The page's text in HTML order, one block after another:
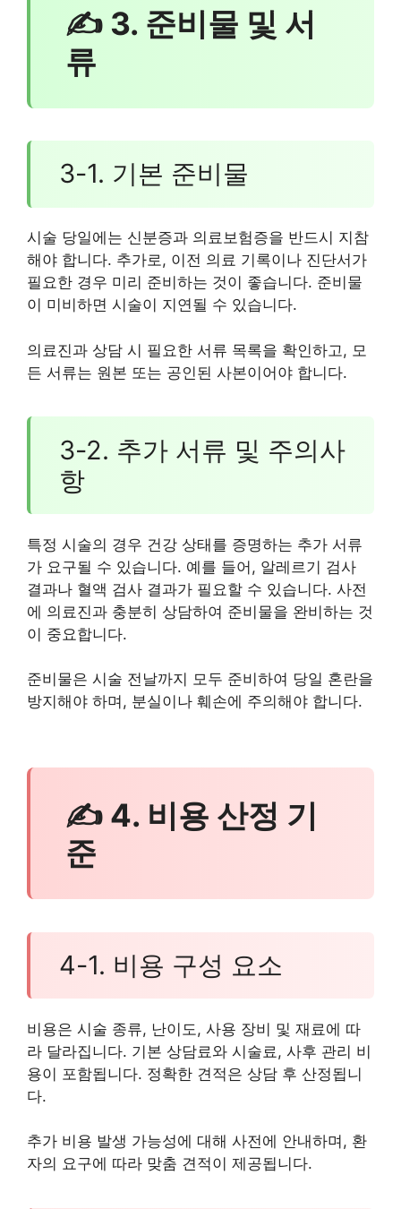
✍ 3. 준비물 및 서
류
3-1. 기본 준비물
시술 당일에는 신분증과 의료보험증을 반드시 지참
해야 합니다. 추가로, 이전 의료 기록이나 진단서가
필요한 경우 미리 준비하는 것이 좋습니다. 준비물
이 미비하면 시술이 지연될 수 있습니다.
의료진과 상담 시 필요한 서류 목록을 확인하고, 모
든 서류는 원본 또는 공인된 사본이어야 합니다.
3-2. 추가 서류 및 주의사
항
특정 시술의 경우 건강 상태를 증명하는 추가 서류
가 요구될 수 있습니다. 예를 들어, 알레르기 검사
결과나 혈액 검사 결과가 필요할 수 있습니다. 사전
에 의료진과 충분히 상담하여 준비물을 완비하는 것
이 중요합니다.
준비물은 시술 전날까지 모두 준비하여 당일 혼란을
방지해야 하며, 분실이나 훼손에 주의해야 합니다.
✍ 4. 비용 산정 기
준
4-1. 비용 구성 요소
비용은 시술 종류, 난이도, 사용 장비 및 재료에 따
라 달라집니다. 기본 상담료와 시술료, 사후 관리 비
용이 포함됩니다. 정확한 견적은 상담 후 산정됩니
다.
추가 비용 발생 가능성에 대해 사전에 안내하며, 환
자의 요구에 따라 맞춤 견적이 제공됩니다.